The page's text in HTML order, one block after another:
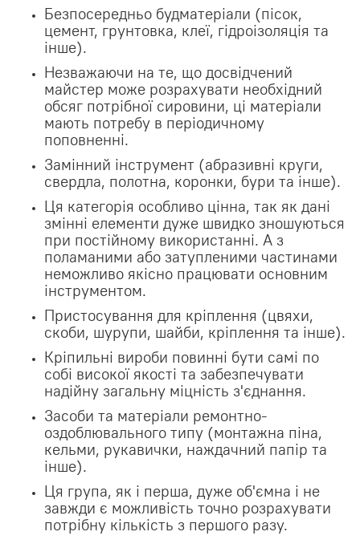
Безпосередньо будматеріали (пісок,
цемент, грунтовка, клеї, гідроізоляція та
інше).
Незважаючи на те, що досвідчений
майстер може розрахувати необхідний
обсяг потрібної сировини, ці матеріали
мають потребу в періодичному
поповненні.
Замінний інструмент (абразивні круги,
свердла, полотна, коронки, бури та інше).
Ця категорія особливо цінна, так як дані
змінні елементи дуже швидко зношуються
при постійному використанні. А з
поламаними або затупленими частинами
неможливо якісно працювати основним
інструментом.
Пристосування для кріплення (цвяхи,
скоби, шурупи, шайби, кріплення та інше).
Кріпильні вироби повинні бути самі по
собі високої якості та забезпечувати
надійну загальну міцність з'єднання.
Засоби та матеріали ремонтно-
оздоблювального типу (монтажна піна,
кельми, рукавички, наждачний папір та
інше).
Ця група, як і перша, дуже об'ємна і не
завжди є можливість точно розрахувати
потрібну кількість з першого разу.